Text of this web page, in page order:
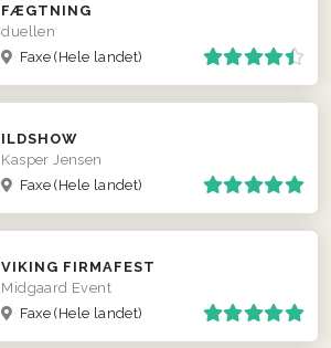
FÆGTNING
duellen
Faxe(Hele landet)
ILDSHOW
Kasper Jensen
Faxe(Hele landet)
VIKING FIRMAFEST
Midgaard Event
Faxe(Hele landet)